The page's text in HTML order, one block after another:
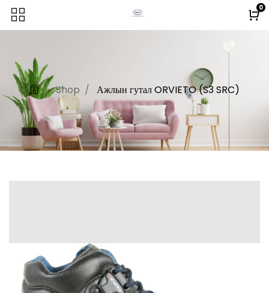
0
Shop Ажлын гутал ORVIETO (S3 SRC)